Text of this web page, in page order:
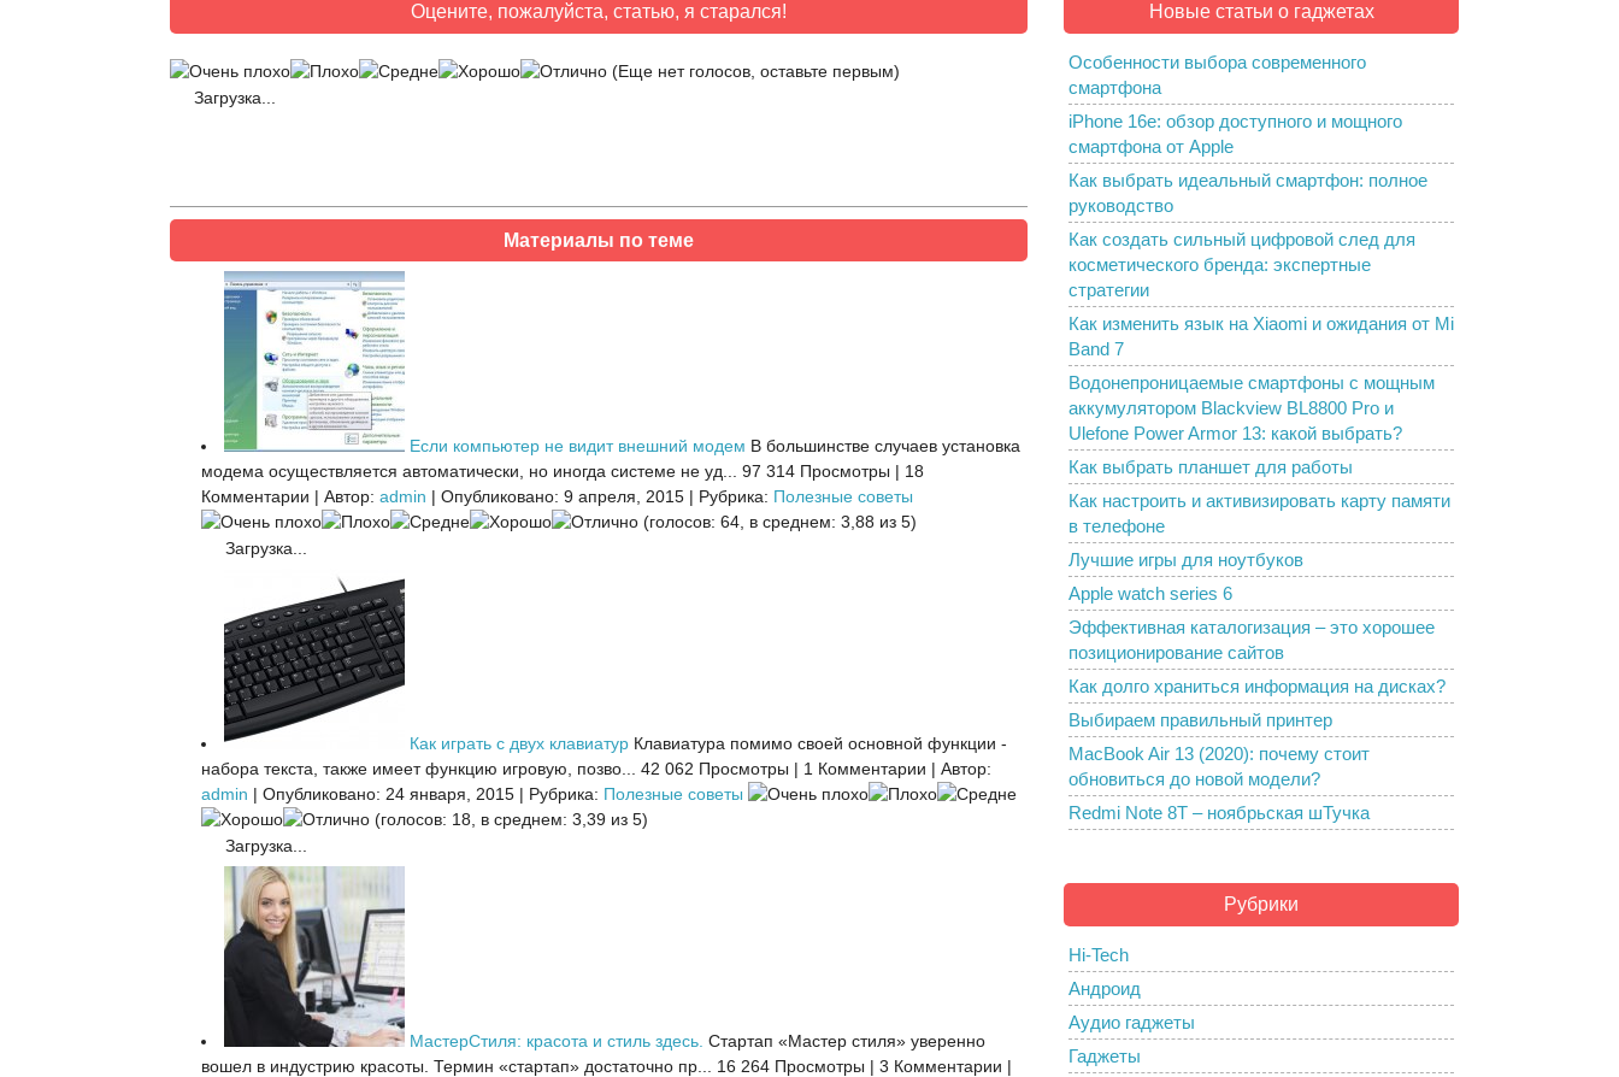
Оцените, пожалуйста, статью, я старался!
(Еще нет голосов, оставьте первым)
Загрузка...
Материалы по теме
Если компьютер не видит внешний модем В большинстве случаев установка
модема осуществляется автоматически, но иногда системе не уд...
97 314 Просмотры | 18
Комментарии | Автор: admin | Опубликовано: 9 апреля, 2015 | Рубрика: Полезные советы
(голосов: 64, в среднем: 3,88 из 5)
Загрузка...
Как играть с двух клавиатур Клавиатура помимо своей основной функции -
набора текста, также имеет функцию игровую, позво...
42 062 Просмотры | 1 Комментарии | Автор:
admin | Опубликовано: 24 января, 2015 | Рубрика: Полезные советы
(голосов: 18, в среднем: 3,39 из 5)
Загрузка...
МастерСтиля: красота и стиль здесь. Стартап «Мастер стиля» уверенно
вошел в индустрию красоты. Термин «стартап» достаточно пр...
16 264 Просмотры | 3 Комментарии |
Новые статьи о гаджетах
Особенности выбора современного
смартфона
iPhone 16e: обзор доступного и мощного
смартфона от Apple
Как выбрать идеальный смартфон: полное
руководство
Как создать сильный цифровой след для
косметического бренда: экспертные
стратегии
Как изменить язык на Xiaomi и ожидания от Mi
Band 7
Водонепроницаемые смартфоны с мощным
аккумулятором Blackview BL8800 Pro и
Ulefone Power Armor 13: какой выбрать?
Как выбрать планшет для работы
Как настроить и активизировать карту памяти
в телефоне
Лучшие игры для ноутбуков
Apple watch series 6
Эффективная каталогизация – это хорошее
позиционирование сайтов
Как долго храниться информация на дисках?
Выбираем правильный принтер
MacBook Air 13 (2020): почему стоит
обновиться до новой модели?
Redmi Note 8T – ноябрьская шТучка
Рубрики
Hi-Tech
Андроид
Аудио гаджеты
Гаджеты